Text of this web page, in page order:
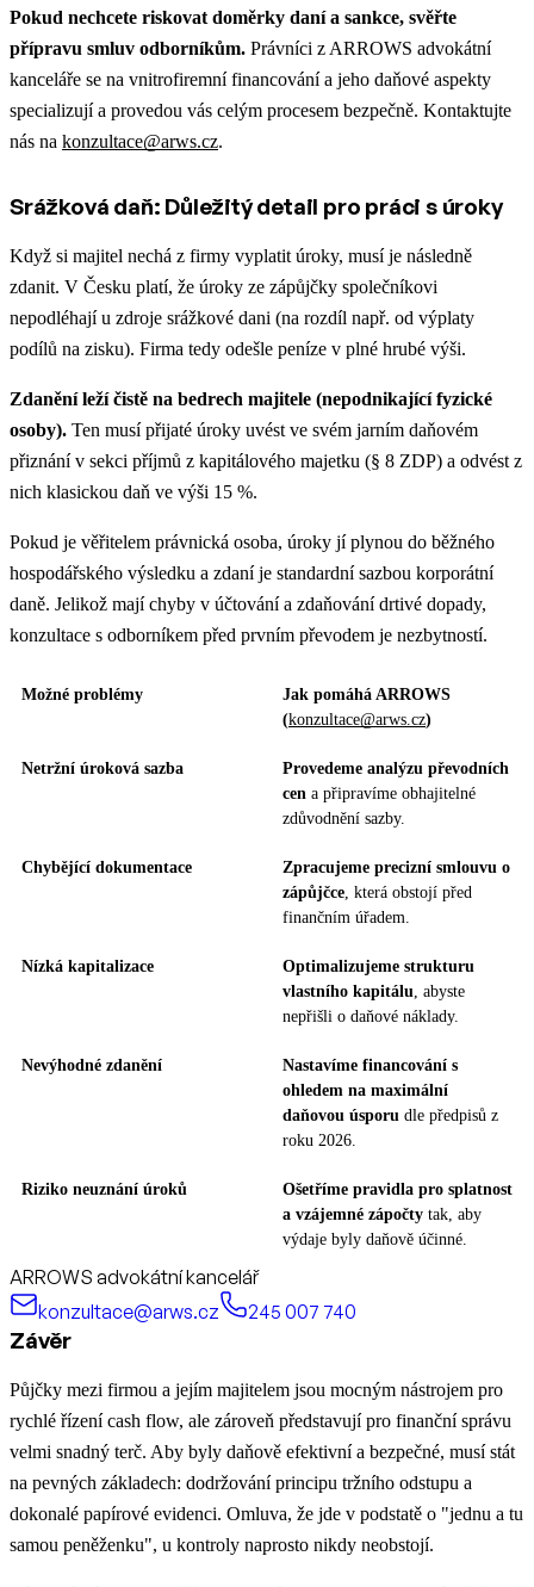
Pokud nechcete riskovat doměrky daní a sankce, svěřte
přípravu smluv odborníkům. Právníci z ARROWS advokátní
kanceláře se na vnitrofiremní financování a jeho daňové aspekty
specializují a provedou vás celým procesem bezpečně. Kontaktujte
nás na konzultace@arws.cz.
Srážková daň: Důležitý detail pro práci s úroky
Když si majitel nechá z firmy vyplatit úroky, musí je následně
zdanit. V Česku platí, že úroky ze zápůjčky společníkovi
nepodléhají u zdroje srážkové dani (na rozdíl např. od výplaty
podílů na zisku). Firma tedy odešle peníze v plné hrubé výši.
Zdanění leží čistě na bedrech majitele (nepodnikající fyzické
osoby). Ten musí přijaté úroky uvést ve svém jarním daňovém
přiznání v sekci příjmů z kapitálového majetku (§ 8 ZDP) a odvést z
nich klasickou daň ve výši 15 %.
Pokud je věřitelem právnická osoba, úroky jí plynou do běžného
hospodářského výsledku a zdaní je standardní sazbou korporátní
daně. Jelikož mají chyby v účtování a zdaňování drtivé dopady,
konzultace s odborníkem před prvním převodem je nezbytností.
Možné problémy
Jak pomáhá ARROWS
(konzultace@arws.cz)
Netržní úroková sazba
Provedeme analýzu převodních
cen a připravíme obhajitelné
zdůvodnění sazby.
Chybějící dokumentace
Zpracujeme precizní smlouvu o
zápůjčce, která obstojí před
finančním úřadem.
Nízká kapitalizace
Optimalizujeme strukturu
vlastního kapitálu, abyste
nepřišli o daňové náklady.
Nevýhodné zdanění
Nastavíme financování s
ohledem na maximální
daňovou úsporu dle předpisů z
roku 2026.
Riziko neuznání úroků
Ošetříme pravidla pro splatnost
a vzájemné zápočty tak, aby
výdaje byly daňově účinné.
ARROWS advokátní kancelář
konzultace@arws.cz
245 007 740
Závěr
Půjčky mezi firmou a jejím majitelem jsou mocným nástrojem pro
rychlé řízení cash flow, ale zároveň představují pro finanční správu
velmi snadný terč. Aby byly daňově efektivní a bezpečné, musí stát
na pevných základech: dodržování principu tržního odstupu a
dokonalé papírové evidenci. Omluva, že jde v podstatě o "jednu a tu
samou peněženku", u kontroly naprosto nikdy neobstojí.